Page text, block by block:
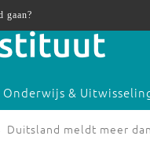
Onderwijs &
Duitsland meldt meer
gaan?